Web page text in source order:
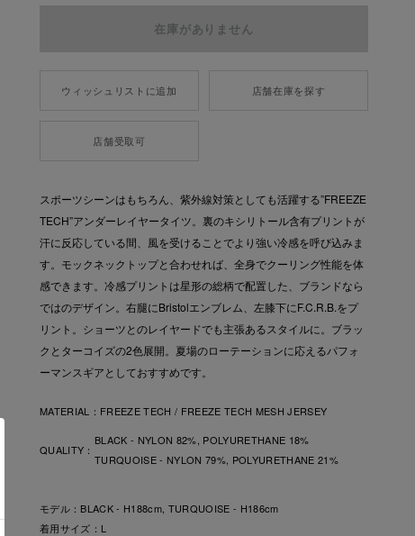
ウィッシュリストに追加 店舗在庫を探す
店舗受取可
スポーツシーンはもちろん、紫外線対策としても活躍する”FREEZE
TECH”アンダーレイヤータイツ。裏のキシリトール含有プリントが
汗に反応している間、風を受けることでより強い冷感を呼び込みま
す。モックネックトップと合わせれば、全身でクーリング性能を体
感できます。冷感プリントは星形の総柄で配置した、ブランドなら
ではのデザイン。右腿にBristolエンブレム、左膝下にF.C.R.B.をプ
リント。ショーツとのレイヤードでも主張あるスタイルに。ブラッ
クとターコイズの2色展開。夏場のローテーションに応えるパフォ
ーマンスギアとしておすすめです。
MATERIAL： FREEZE TECH / FREEZE TECH MESH JERSEY
QUALITY：
BLACK - NYLON 82%, POLYURETHANE 18%
TURQUOISE - NYLON 79%, POLYURETHANE 21%
モデル：BLACK - H188cm, TURQUOISE - H186cm
着用サイズ：L